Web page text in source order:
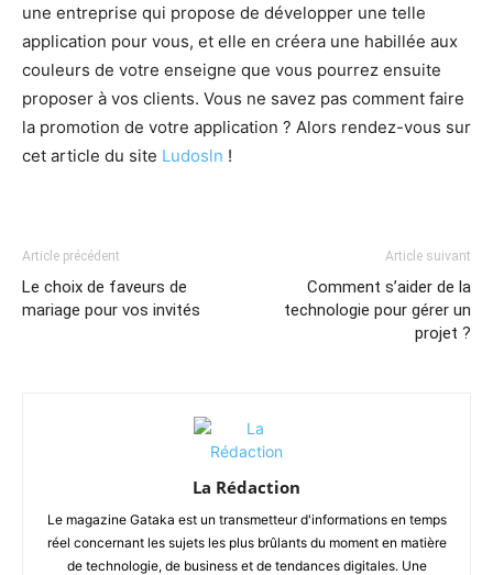
une entreprise qui propose de développer une telle
application pour vous, et elle en créera une habillée aux
couleurs de votre enseigne que vous pourrez ensuite
proposer à vos clients. Vous ne savez pas comment faire
la promotion de votre application ? Alors rendez-vous sur
cet article du site Ludosln !
Article précédent
Le choix de faveurs de
mariage pour vos invités
Article suivant
Comment s’aider de la
technologie pour gérer un
projet ?
La Rédaction
Le magazine Gataka est un transmetteur d'informations en temps
réel concernant les sujets les plus brûlants du moment en matière
de technologie, de business et de tendances digitales. Une